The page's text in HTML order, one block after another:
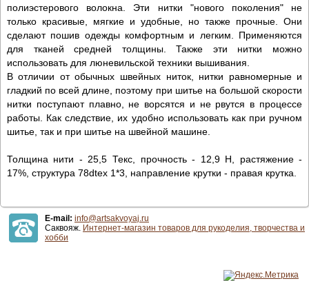
полиэстерового волокна. Эти нитки "нового поколения" не
только красивые, мягкие и удобные, но также прочные. Они
сделают пошив одежды комфортным и легким. Применяются
для тканей средней толщины. Также эти нитки можно
использовать для люневильской техники вышивания.
В отличии от обычных швейных ниток, нитки равномерные и
гладкий по всей длине, поэтому при шитье на большой скорости
нитки поступают плавно, не ворсятся и не рвутся в процессе
работы. Как следствие, их удобно использовать как при ручном
шитье, так и при шитье на швейной машине.
Толщина нити - 25,5 Текс, прочность - 12,9 Н, растяжение -
17%, структура 78dtex 1*3, направление крутки - правая крутка.
E-mail: info@artsakvoyaj.ru
Саквояж. Интернет-магазин товаров для рукоделия, творчества и
хобби